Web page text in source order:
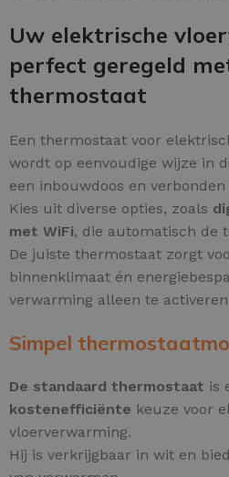
Uw elektrische
perfect geregeld
thermostaat
Een thermostaat voor
wordt op eenvoudige wijze in
een inbouwdoos en
Kies uit diverse opties, zoals
met WiFi, die automatisch de
De juiste thermostaat zorgt
binnenklimaat én
verwarming alleen te
Simpel
De standaard thermostaat is
kostenefficiënte keuze voor
vloerverwarming.
Hij is verkrijgbaar in wit en